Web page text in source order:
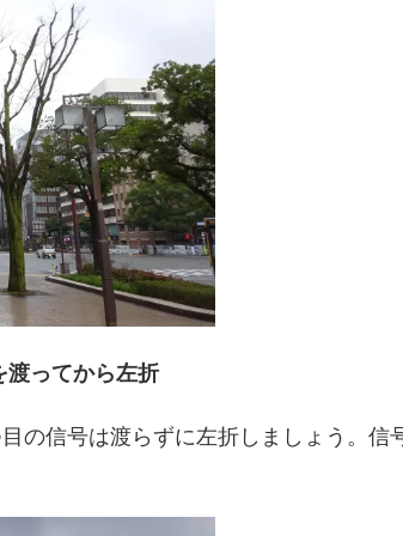
渡ってから左折
の信号は渡らずに左折しましょう。信